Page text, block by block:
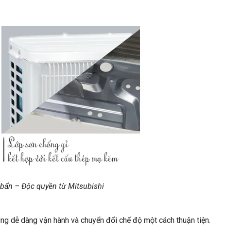
– Độc quyền từ Mitsubishi
dễ dàng vận hành và chuyển đổi chế độ một cách thuận tiện.